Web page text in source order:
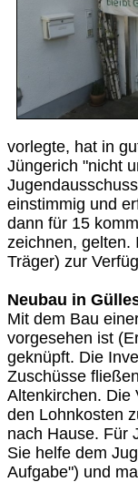
vorlegte, hat in
Jüngerich "nicht
einstimmig und
dann für 15
zeichnen, gelten.
Träger) zur
Neubau in
Mit dem Bau
vorgesehen ist
geknüpft. Die
Zuschüsse
Altenkirchen. Die
den Lohnkosten
nach Hause. Für
Sie helfe dem
Aufgabe") und